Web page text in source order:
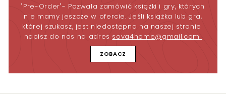
"Pre-Order"- Pozwala zamówić książki i gry, których
nie mamy jeszcze w ofercie. Jeśli książka lub gra,
której szukasz, jest niedostępna na naszej stronie
napisz do nas na adres sova4home@gmail.com
ZOBACZ